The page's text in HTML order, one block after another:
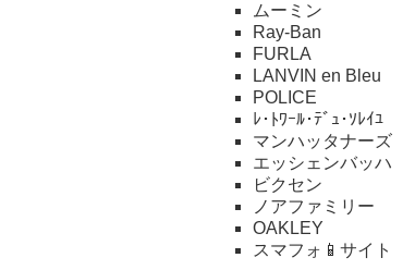
ムーミン
Ray-Ban
FURLA
LANVIN en Bleu
POLICE
ﾚ･ﾄﾜｰﾙ･ﾃﾞｭ･ｿﾚｲﾕ
マンハッタナーズ
エッシェンバッハ
ビクセン
ノアファミリー
OAKLEY
スマフォ📱サイト